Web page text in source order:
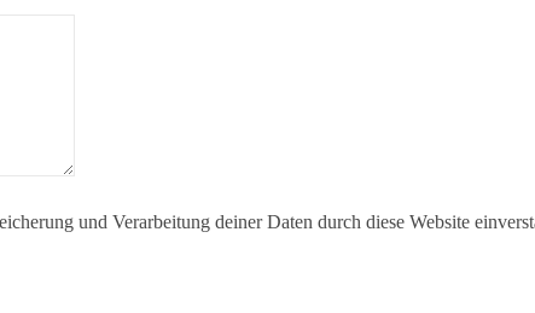
und Verarbeitung deiner Daten durch diese Website